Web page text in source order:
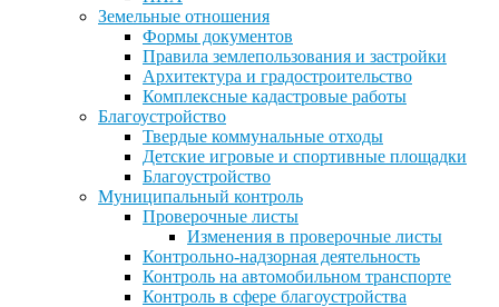
Земельные отношения
Формы документов
Правила землепользования и застройки
Архитектура и градостроительство
Комплексные кадастровые работы
Благоустройство
Твердые коммунальные отходы
Детские игровые и спортивные площадки
Благоустройство
Муниципальный контроль
Проверочные листы
Изменения в проверочные листы
Контрольно-надзорная деятельность
Контроль на автомобильном транспорте
Контроль в сфере благоустройства